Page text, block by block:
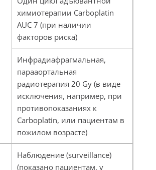
химиотерапии Carboplatin
AUC 7 (при наличии
факторов риска)
Инфрадиафрагмальная,
парааортальная
радиотерапия 20 Gy (в виде
исключения, например, при
противопоказаниях к
Carboplatin, или пациентам в
пожилом возрасте)
Наблюдение (surveillance)
(показано пациентам, у